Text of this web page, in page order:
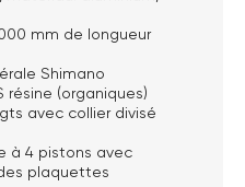
mm de longueur
Shimano
résine (organiques)
avec collier divisé
à 4 pistons avec
plaquettes